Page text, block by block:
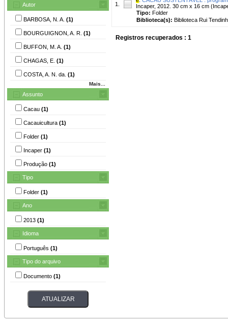
Autor
BARBOSA, N. A. (1)
BOURGUIGNON, A. R. (1)
BUFFON, M. A. (1)
CHAGAS, E. (1)
COSTA, A. N. da. (1)
Mais...
Assunto
Cacau (1)
Cacauicultura (1)
Folder (1)
Incaper (1)
Produção (1)
Tipo
Folder (1)
Ano
2013 (1)
Idioma
Português (1)
Tipo do arquivo
Documento (1)
1.
Incaper, 2012. 30 cm x 16 cm
Tipo: Folder
Biblioteca(s): Biblioteca Rui
Registros recuperados : 1